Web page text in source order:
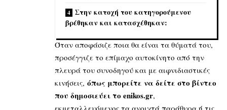
Στην κατοχή του κατηγορούμενου
βρέθηκαν και κατασχέθηκαν:
Όταν αποφάσιζε ποια θα είναι τα θύματά του,
προσέγγιζε το επίμαχο αυτοκίνητο από την
πλευρά του συνοδηγού και με αιφνιδιαστικές
κινήσεις, όπως μπορείτε να δείτε στο βίντεο
που δημοσιεύει το enikos.gr,